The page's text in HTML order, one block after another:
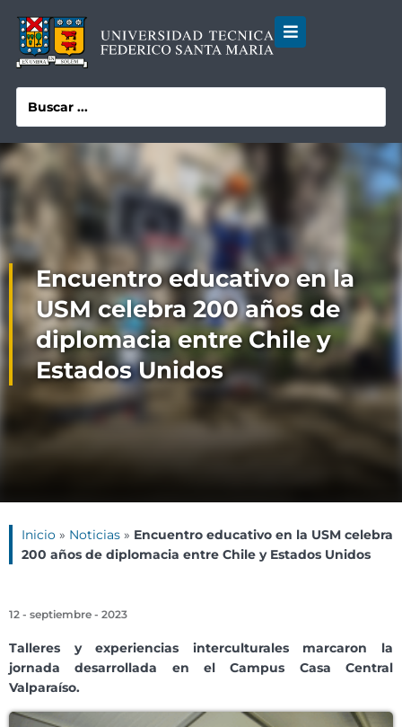
Encuentro educativo en la
USM celebra 200 años de
diplomacia entre Chile y
Estados Unidos
Inicio » Noticias » Encuentro educativo en la USM celebra
200 años de diplomacia entre Chile y Estados Unidos
12 - septiembre - 2023
Talleres y experiencias interculturales marcaron la
jornada desarrollada en el Campus Casa Central
Valparaíso.